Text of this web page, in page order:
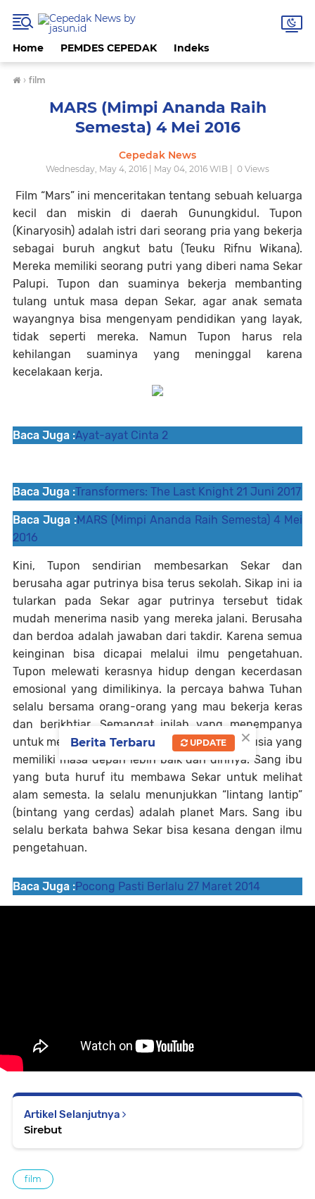
Home PEMDES CEPEDAK Indeks
› film
MARS (Mimpi Ananda Raih
Semesta) 4 Mei 2016
Cepedak News
Wednesday, May 4, 2016 | May 04, 2016 WIB | 0 Views
Film “Mars” ini menceritakan tentang sebuah keluarga
kecil dan miskin di daerah Gunungkidul. Tupon
(Kinaryosih) adalah istri dari seorang pria yang bekerja
sebagai buruh angkut batu (Teuku Rifnu Wikana).
Mereka memiliki seorang putri yang diberi nama Sekar
Palupi. Tupon dan suaminya bekerja membanting
tulang untuk masa depan Sekar, agar anak semata
wayangnya bisa mengenyam pendidikan yang layak,
tidak seperti mereka. Namun Tupon harus rela
kehilangan suaminya yang meninggal karena
kecelakaan kerja.
Baca Juga :Ayat-ayat Cinta 2
Baca Juga :Transformers: The Last Knight 21 Juni 2017
Baca Juga :MARS (Mimpi Ananda Raih Semesta) 4 Mei
2016
Kini, Tupon sendirian membesarkan Sekar dan
berusaha agar putrinya bisa terus sekolah. Sikap ini ia
tularkan pada Sekar agar putrinya tersebut tidak
mudah menerima nasib yang mereka jalani. Berusaha
dan berdoa adalah jawaban dari takdir. Karena semua
keinginan bisa dicapai melalui ilmu pengetahuan.
Tupon melewati kerasnya hidup dengan kecerdasan
emosional yang dimilikinya. Ia percaya bahwa Tuhan
selalu bersama orang-orang yang mau bekerja keras
dan berikhtiar. Semangat inilah yang menempanya
untuk membesarkan Sekar agar menjadi manusia yang
memiliki masa depan lebih baik dari dirinya. Sang ibu
yang buta huruf itu membawa Sekar untuk melihat
alam semesta. Ia selalu menunjukkan “lintang lantip”
(bintang yang cerdas) adalah planet Mars. Sang ibu
selalu berkata bahwa Sekar bisa kesana dengan ilmu
pengetahuan.
Baca Juga :Pocong Pasti Berlalu 27 Maret 2014
Artikel Selanjutnya
Sirebut
film
×
Berita Terbaru UPDATE